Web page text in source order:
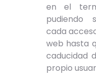
en el
pudiendo
cada
web hasta
caducidad
propio